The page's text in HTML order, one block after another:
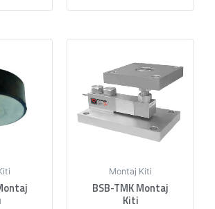
Montaj Kiti
BSB-TMK Montaj
Kiti